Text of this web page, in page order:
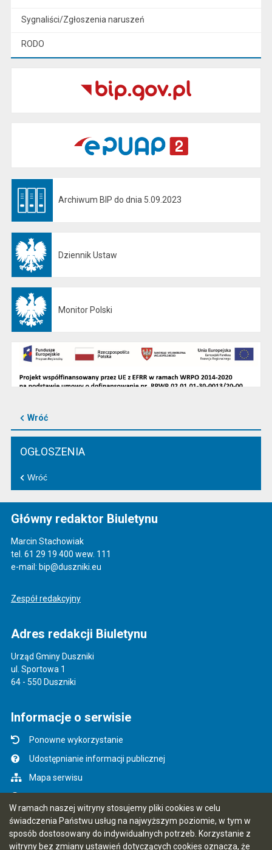
W ramach naszej witryny stosujemy pliki cookies w celu
świadczenia Państwu usług na najwyższym poziomie, w tym w
sposób dostosowany do indywidualnych potrzeb. Korzystanie z
witryny bez zmiany ustawień dotyczących cookies oznacza, że
Sygnaliści/Zgłoszenia naruszeń
RODO
Archiwum BIP do dnia 5.09.2023
Dziennik Ustaw
Monitor Polski
Wróć
OGŁOSZENIA
Wróć
Główny redaktor Biuletynu
Marcin Stachowiak
tel. 61 29 19 400 wew. 111
e-mail: bip@duszniki.eu
Zespół redakcyjny
Adres redakcji Biuletynu
Urząd Gminy Duszniki
ul. Sportowa 1
64 - 550 Duszniki
Informacje o serwisie
Ponowne wykorzystanie
Udostępnianie informacji publicznej
Mapa serwisu
Statystyki oglądalności
Ostatnio dodane